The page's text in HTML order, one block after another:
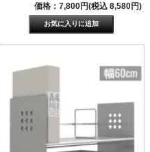
価格：7,800円(税込 8,580円)